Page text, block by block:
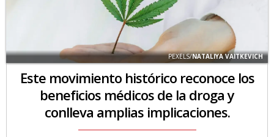
PEXELS/NATALIYA VAITKEVICH
Este movimiento histórico reconoce los
beneficios médicos de la droga y
conlleva amplias implicaciones.